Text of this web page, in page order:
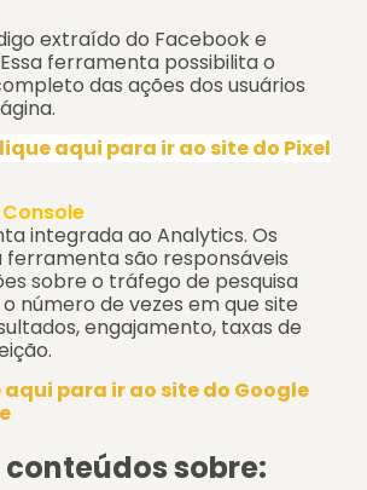
extraído do Facebook e
ferramenta possibilita o
das ações dos usuários
aqui para ir ao site do Pixel
integrada ao Analytics. Os
ferramenta são responsáveis
sobre o tráfego de pesquisa
número de vezes em que site
engajamento, taxas de
para ir ao site do Google
sobre: